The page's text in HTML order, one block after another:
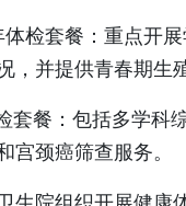
检套餐：重点开
，并提供青春期生
套餐：包括多学
颈癌筛查服务。